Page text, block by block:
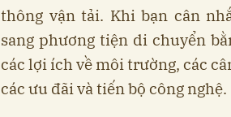
thông vận tải. Khi bạn cân
sang phương tiện di chuyển
các lợi ích về môi trường, các
các ưu đãi và tiến bộ công nghệ.